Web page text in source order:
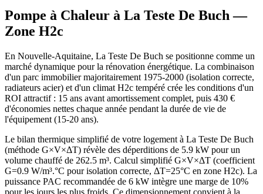
Pompe à Chaleur à La Teste De Buch —
Zone H2c
En Nouvelle-Aquitaine, La Teste De Buch se positionne comme un
marché dynamique pour la rénovation énergétique. La combinaison
d'un parc immobilier majoritairement 1975-2000 (isolation correcte,
radiateurs acier) et d'un climat H2c tempéré crée les conditions d'un
ROI attractif : 15 ans avant amortissement complet, puis 430 €
d'économies nettes chaque année pendant la durée de vie de
l'équipement (15-20 ans).
Le bilan thermique simplifié de votre logement à La Teste De Buch
(méthode G×V×ΔT) révèle des déperditions de 5.9 kW pour un
volume chauffé de 262.5 m³. Calcul simplifié G×V×ΔT (coefficient
G=0.9 W/m³.°C pour isolation correcte, ΔT=25°C en zone H2c). La
puissance PAC recommandée de 6 kW intègre une marge de 10%
pour les jours les plus froids. Ce dimensionnement convient à la